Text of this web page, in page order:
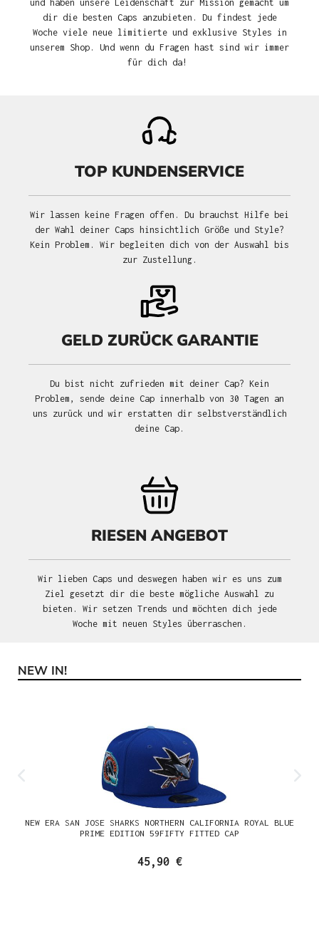
und haben unsere Leidenschaft zur Mission gemacht um
dir die besten Caps anzubieten. Du findest jede
Woche viele neue limitierte und exklusive Styles in
unserem Shop. Und wenn du Fragen hast sind wir immer
für dich da!
TOP KUNDENSERVICE
Wir lassen keine Fragen offen. Du brauchst Hilfe bei
der Wahl deiner Caps hinsichtlich Größe und Style?
Kein Problem. Wir begleiten dich von der Auswahl bis
zur Zustellung.
GELD ZURÜCK GARANTIE
Du bist nicht zufrieden mit deiner Cap? Kein
Problem, sende deine Cap innerhalb von 30 Tagen an
uns zurück und wir erstatten dir selbstverständlich
deine Cap.
RIESEN ANGEBOT
Wir lieben Caps und deswegen haben wir es uns zum
Ziel gesetzt dir die beste mögliche Auswahl zu
bieten. Wir setzen Trends und möchten dich jede
Woche mit neuen Styles überraschen.
Produktgalerie überspringen
NEW IN!
NEW ERA SAN JOSE SHARKS NORTHERN CALIFORNIA ROYAL BLUE
PRIME EDITION 59FIFTY FITTED CAP
45,90 €